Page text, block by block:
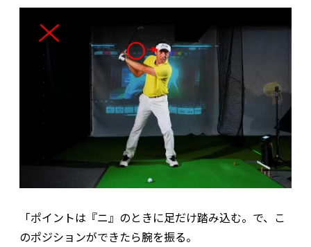
「ポイントは『ニ』のときに足だけ踏み込む。で、こ
のポジションができたら腕を振る。